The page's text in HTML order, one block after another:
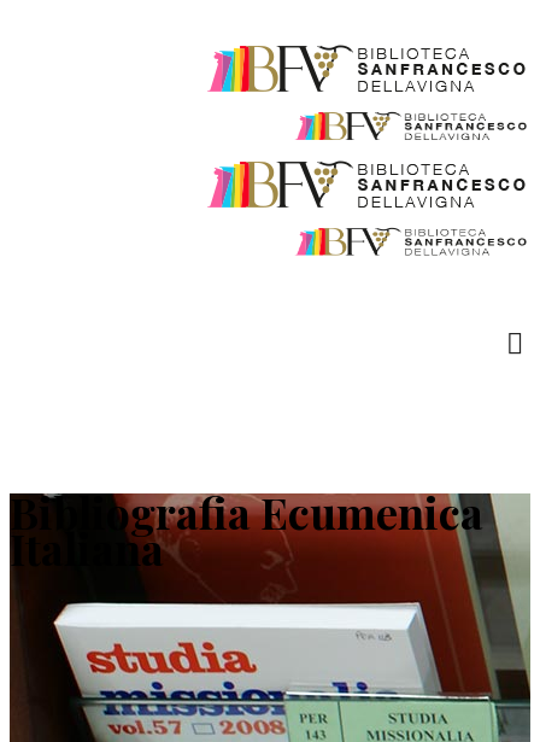
Bibliografia Ecumenica
Italiana